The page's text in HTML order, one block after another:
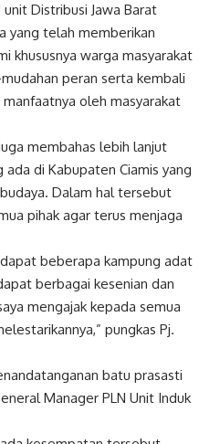
Distribusi Jawa Barat
yang telah memberikan
khususnya warga masyarakat
peran serta kembali
oleh masyarakat
membahas lebih lanjut
di Kabupaten Ciamis yang
Dalam hal tersebut
pihak agar terus menjaga
beberapa kampung adat
berbagai kesenian dan
mengajak kepada semua
pungkas Pj.
batu prasasti
Manager PLN Unit Induk